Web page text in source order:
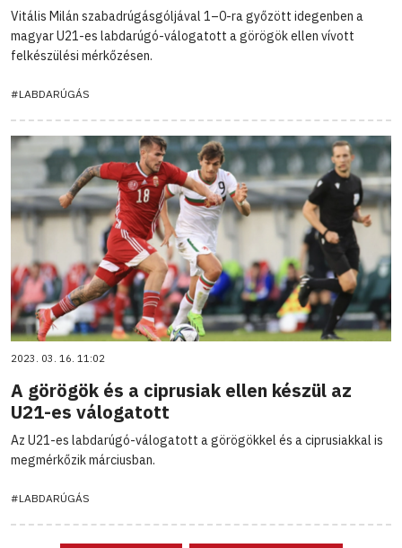
Vitális Milán szabadrúgásgóljával 1–0-ra győzött idegenben a
magyar U21-es labdarúgó-válogatott a görögök ellen vívott
felkészülési mérkőzésen.
#LABDARÚGÁS
2023. 03. 16. 11:02
A görögök és a ciprusiak ellen készül az
U21-es válogatott
Az U21-es labdarúgó-válogatott a görögökkel és a ciprusiakkal is
megmérkőzik márciusban.
#LABDARÚGÁS